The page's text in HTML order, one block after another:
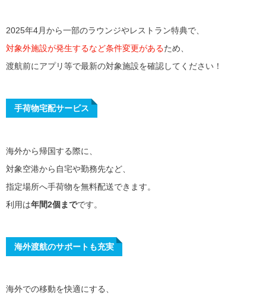
2025年4月から一部のラウンジやレストラン特典で、
対象外施設が発生するなど条件変更があるため、
渡航前にアプリ等で最新の対象施設を確認してください！
手荷物宅配サービス
海外から帰国する際に、
対象空港から自宅や勤務先など、
指定場所へ手荷物を無料配送できます。
利用は年間2個までです。
海外渡航のサポートも充実
海外での移動を快適にする、